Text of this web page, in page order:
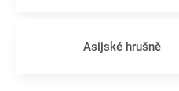
Asijské hrušně